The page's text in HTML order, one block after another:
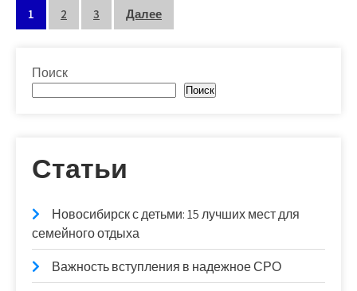
Пагинация
1 2 3 Далее
Поиск
Поиск
Статьи
Новосибирск с детьми: 15 лучших мест для
семейного отдыха
Важность вступления в надежное СРО